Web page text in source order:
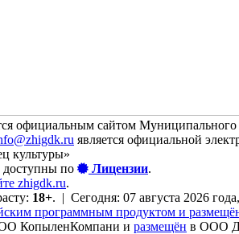
официальным сайтом
является официальной
культуры»
доступны по
Лицензии.
zhigdk.ru.
18+. | Сегодня: 07 августа 2026
программным продуктом и
КопыленКомпани и размещён в ООО